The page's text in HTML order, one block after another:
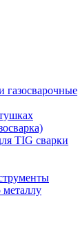
газосварочные
TIG сварки